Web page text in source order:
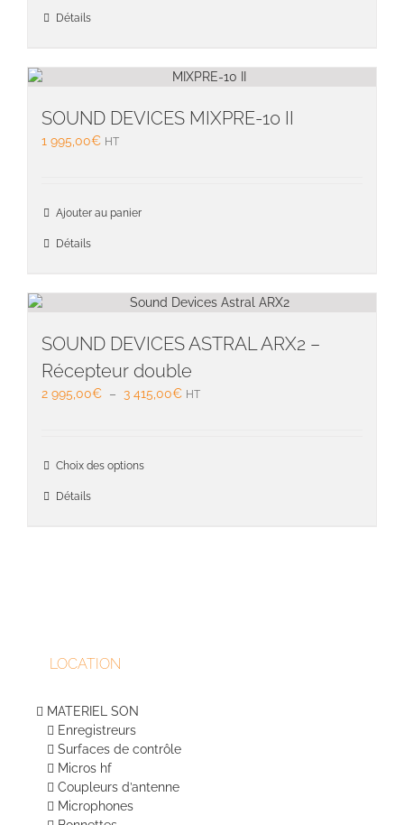
Détails
SOUND DEVICES MIXPRE-10 II
1 995,00€ HT
Ajouter au panier
Détails
SOUND DEVICES ASTRAL ARX2 –
Récepteur double
2 995,00€ – 3 415,00€Plage
HT
Choix des options
Détails
LOCATION
MATERIEL SON
Enregistreurs
Surfaces de contrôle
Micros hf
Coupleurs d’antenne
Microphones